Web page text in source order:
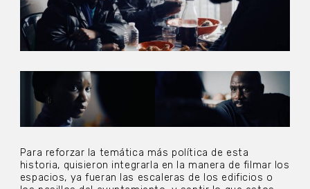
Para reforzar la temática más política de esta
historia, quisieron integrarla en la manera de filmar los
espacios, ya fueran las escaleras de los edificios o